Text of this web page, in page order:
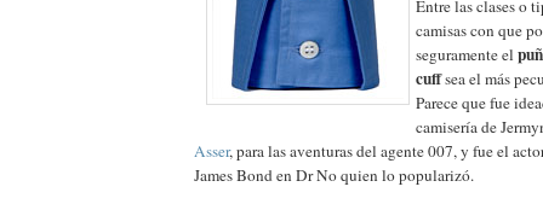
Entre las clases o
camisas con que
seguramente el
cuffsea el más
Parece que fue
camisería de
Asser, para las aventuras del agente 007, y fue el
James Bond en Dr No quien lo popularizó.